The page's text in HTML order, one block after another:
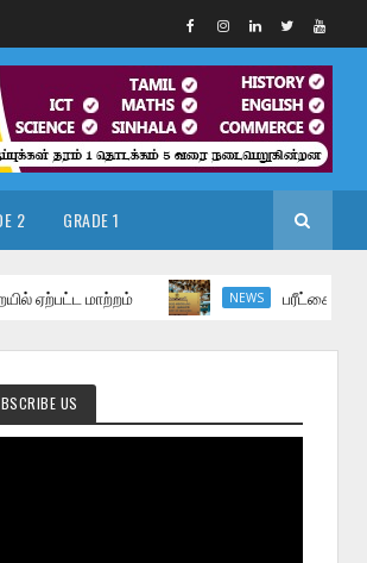
2 GRADE 1
மாற்றம் NEWS பரீட்சை நிலைய
US